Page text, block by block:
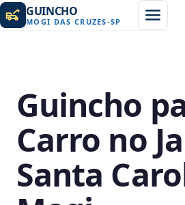
GUINCHO
MOGI DAS CRUZES-SP
Guincho
Carro no
Santa